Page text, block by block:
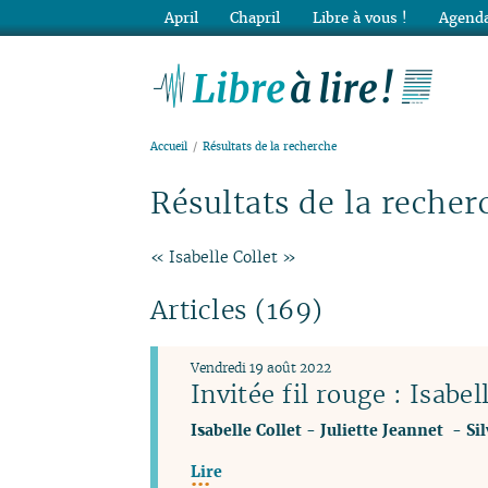
Accueil Résultats de la recherche
Résultats de la
« Isabelle Collet »
Articles (169)
Invitée fil rouge :
Vendredi 19 août 2022
Isabelle Collet- Juliette Jeannet -
Lire
April Chapril Libre à vous !